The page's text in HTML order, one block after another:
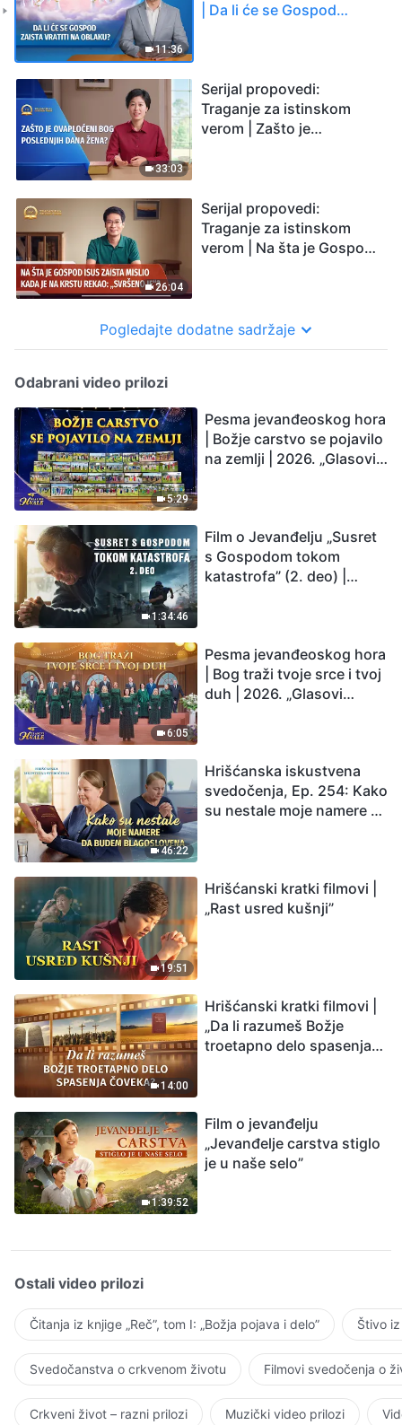
11:36
| Da li će se Gospod
33:03
Serijal propovedi:
Traganje za istinskom
verom | Zašto je
26:04
Serijal propovedi:
Traganje za istinskom
verom | Na šta je Gospod
Pogledajte dodatne sadržaje
Odabrani video prilozi
5:29
Pesma jevanđeoskog hora
| Božje carstvo se pojavilo
na zemlji | 2026. „Glasovi
1:34:46
Film o Jevanđelju „Susret
s Gospodom tokom
katastrofa” (2. deo) |
Čovečanstvo ulazi u
odbrojavanje. Da li ste
pronašli način da
6:05
Pesma jevanđeoskog hora
| Bog traži tvoje srce i tvoj
duh | 2026. „Glasovi
46:22
Hrišćanska iskustvena
svedočenja, Ep. 254: Kako
su nestale moje namere da
19:51
Hrišćanski kratki filmovi |
„Rast usred kušnji”
14:00
Hrišćanski kratki filmovi |
„Da li razumeš Božje
troetapno delo spasenja
1:39:52
Film o jevanđelju
„Jevanđelje carstva stiglo
je u naše selo”
Ostali video prilozi
Čitanja iz knjige „Reč”, tom I: „Božja pojava i delo” Štivo
Svedočanstva o crkvenom životu Filmovi svedočenja o
Crkveni život – razni prilozi Muzički video prilozi